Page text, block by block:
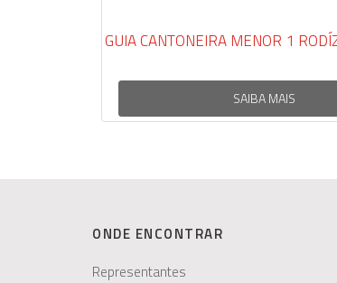
GUIA CANTONEIRA MENOR 1
SAIBA MAIS
ONDE ENCONTRAR
Representantes